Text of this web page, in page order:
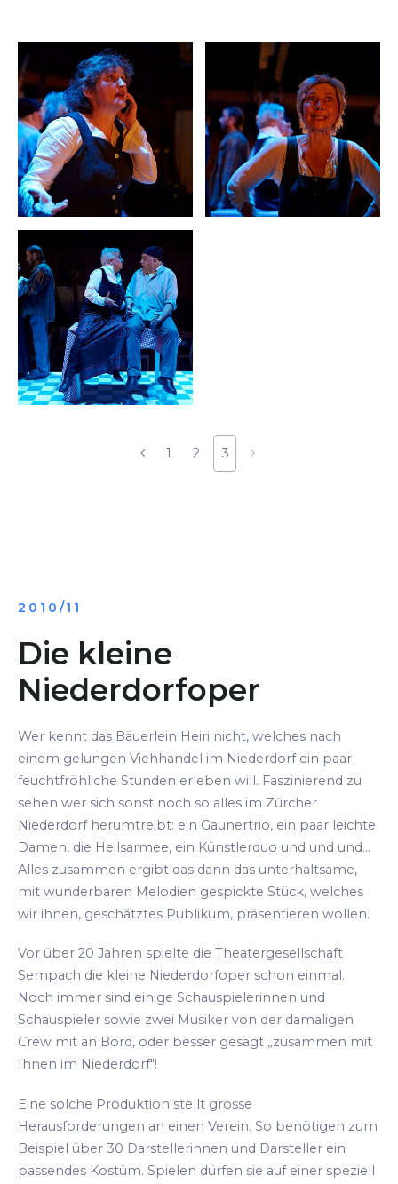
1 2 3
2010/11
Die kleine
Niederdorfoper
Wer kennt das Bäuerlein Heiri nicht, welches nach
einem gelungen Viehhandel im Niederdorf ein paar
feuchtfröhliche Stunden erleben will. Faszinierend zu
sehen wer sich sonst noch so alles im Zürcher
Niederdorf herumtreibt: ein Gaunertrio, ein paar leichte
Damen, die Heilsarmee, ein Künstlerduo und und und...
Alles zusammen ergibt das dann das unterhaltsame,
mit wunderbaren Melodien gespickte Stück, welches
wir ihnen, geschätztes Publikum, präsentieren wollen.
Vor über 20 Jahren spielte die Theatergesellschaft
Sempach die kleine Niederdorfoper schon einmal.
Noch immer sind einige Schauspielerinnen und
Schauspieler sowie zwei Musiker von der damaligen
Crew mit an Bord, oder besser gesagt „zusammen mit
Ihnen im Niederdorf"!
Eine solche Produktion stellt grosse
Herausforderungen an einen Verein. So benötigen zum
Beispiel über 30 Darstellerinnen und Darsteller ein
passendes Kostüm. Spielen dürfen sie auf einer speziell